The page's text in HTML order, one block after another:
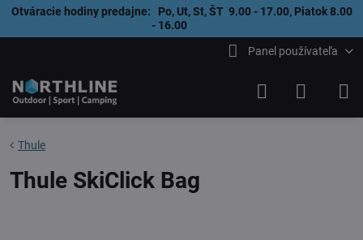
Otváracie hodiny predajne: Po, Ut, St, ŠT 9.00 - 17.00, Piatok 8.00
- 16.00
Panel používateľa
Thule
Thule SkiClick Bag